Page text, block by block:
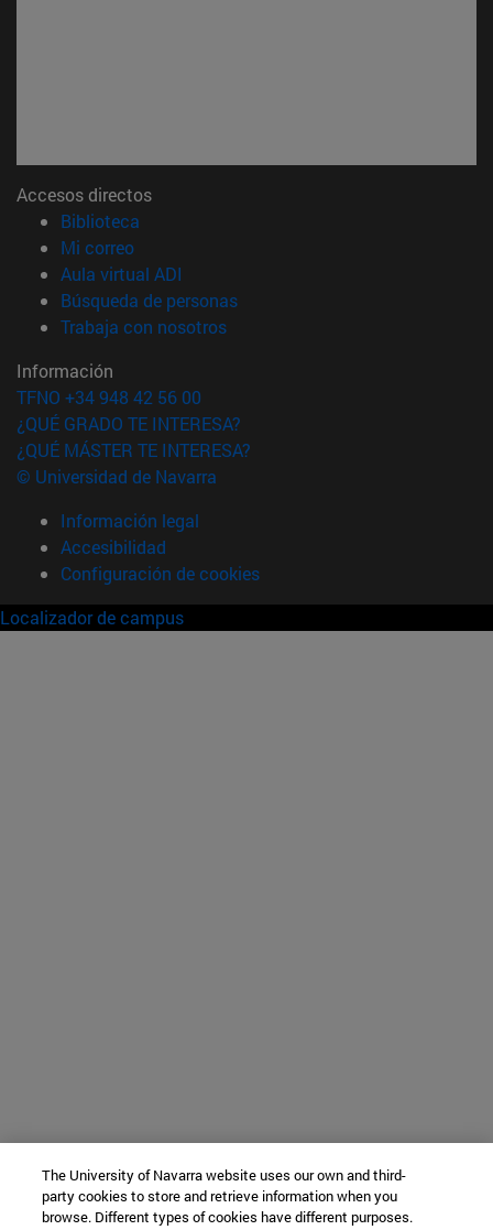
Accesos directos
Biblioteca
Mi correo(abre en nueva ventana)
Aula virtual ADI
Búsqueda de personas(abre en nueva ventana)
Trabaja con nosotros(abre en nueva ventana)
Información
TFNO +34 948 42 56 00
¿QUÉ GRADO TE INTERESA?
¿QUÉ MÁSTER TE INTERESA?
© Universidad de Navarra
Información legal
Accesibilidad
Configuración de cookies
Localizador de campus
The University of Navarra website uses our own and third-
party cookies to store and retrieve information when you
browse. Different types of cookies have different purposes.